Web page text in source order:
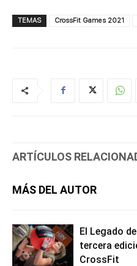
TEMAS CrossFit Games 2021
ARTÍCULOS
MÁS DEL AUTOR
El Legado
tercera
CrossFit